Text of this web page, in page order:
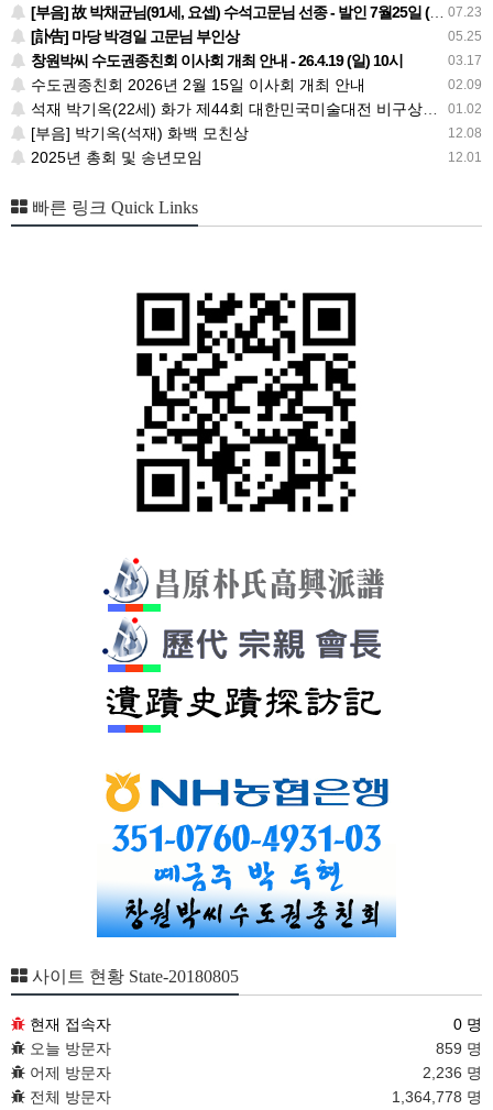
07.23
[부음] 故 박채균님(91세, 요셉) 수석고문님 선종 - 발인 7월25일 (토) 05시
05.25
[訃告] 마당 박경일 고문님 부인상
03.17
창원박씨 수도권종친회 이사회 개최 안내 - 26.4.19 (일) 10시
02.09
수도권종친회 2026년 2월 15일 이사회 개최 안내
01.02
석재 박기옥(22세) 화가 제44회 대한민국미술대전 비구상부문 우수상
12.08
[부음] 박기옥(석재) 화백 모친상
12.01
2025년 총회 및 송년모임
빠른 링크 Quick Links
사이트 현황 State-20180805
현재 접속자
0 명
오늘 방문자
859 명
어제 방문자
2,236 명
전체 방문자
1,364,778 명